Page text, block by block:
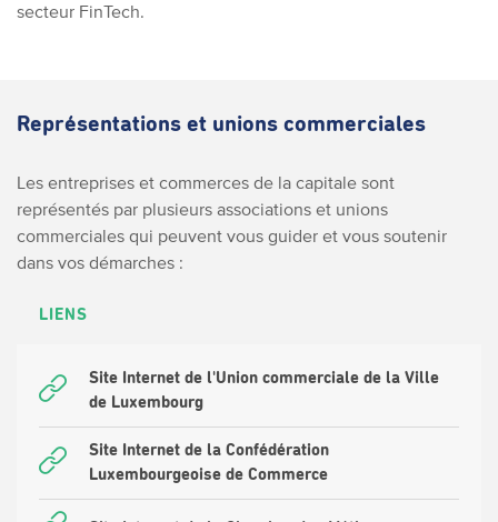
secteur FinTech.
Représentations et unions commerciales
Les entreprises et commerces de la capitale sont
représentés par plusieurs associations et unions
commerciales qui peuvent vous guider et vous soutenir
dans vos démarches :
LIENS
Site Internet de l'Union commerciale de la Ville
de Luxembourg
Site Internet de la Confédération
Luxembourgeoise de Commerce